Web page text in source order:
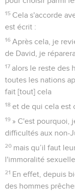
15 Cela s'accorde
est écrit :
16 Après cela, je
de David, je
17 alors le reste des
toutes les nations
fait [tout] cela
18 et de qui cela est
19 » C'est pourquoi,
difficultés aux non-
20 mais qu’il faut
l'immoralité
21 En effet, depuis
des hommes